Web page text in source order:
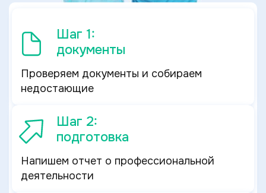
Шаг 1:
документы
Проверяем документы и собираем
недостающие
Шаг 2:
подготовка
Напишем отчет о профессиональной
деятельности